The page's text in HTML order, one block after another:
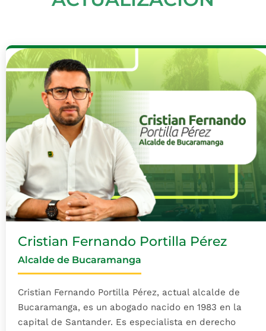
Cristian Fernando Portilla Pérez
Alcalde de Bucaramanga
Cristian Fernando Portilla Pérez, actual alcalde de
Bucaramanga, es un abogado nacido en 1983 en la
capital de Santander. Es especialista en derecho